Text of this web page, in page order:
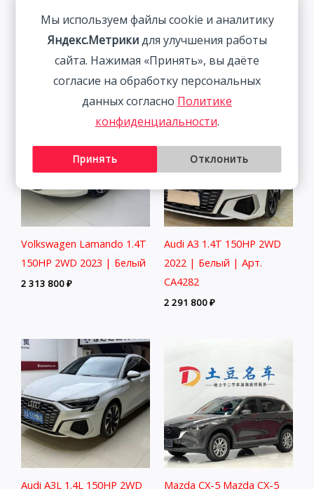
BMW 320Li 2.0T 156HP
2WD 2022 | Ким.
3 058 800₽
Skoda Kamiq 1.5L 112HP
2WD 2022
1 877 800 ₽
Volkswagen Lamando 1.4T
150HP 2WD 2023 | Белый
2 313 800₽
Audi A3 1.4T 150HP 2WD
2022 | Белый | Арт.
CA4282
2 291 800₽
Audi A3L 1.4L 150HP 2WD
Mazda CX-5 Mazda CX-5
Мы используем файлы cookie и аналитику
Яндекс.Метрикидля улучшения работы
сайта. Нажимая «Принять», вы даёте
согласие на обработку персональных
данных согласно Политике
конфиденциальности.
Принять Отклонить